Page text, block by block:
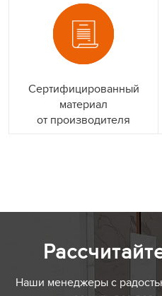
Сертифицированный
материал
от производителя
Наши менеджеры с